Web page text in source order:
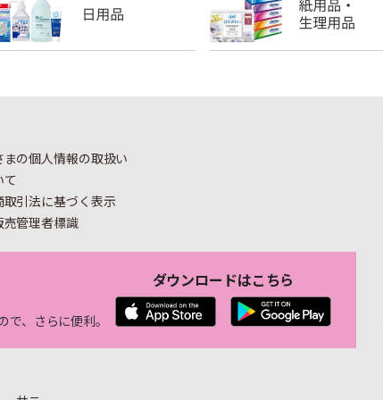
まの個人情報の取扱い
て
取引法に基づく表示
売管理者標識
で、さらに便利。
ダウンロードはこちら